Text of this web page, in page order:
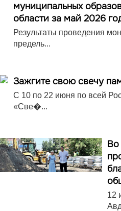
муниципальных
области за май 2026
Результаты проведения
предель...
Зажгите свою свечу
С 10 по 22 июня по всей
«Све�...
Во
12